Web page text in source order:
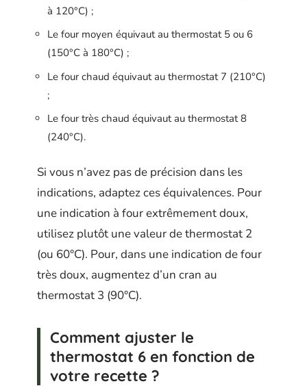
à 120°C) ;
Le four moyen équivaut au thermostat 5 ou 6
(150°C à 180°C) ;
Le four chaud équivaut au thermostat 7 (210°C)
;
Le four très chaud équivaut au thermostat 8
(240°C).
Si vous n’avez pas de précision dans les
indications, adaptez ces équivalences. Pour
une indication à four extrêmement doux,
utilisez plutôt une valeur de thermostat 2
(ou 60°C). Pour, dans une indication de four
très doux, augmentez d’un cran au
thermostat 3 (90°C).
Comment ajuster le
thermostat 6 en fonction de
votre recette ?